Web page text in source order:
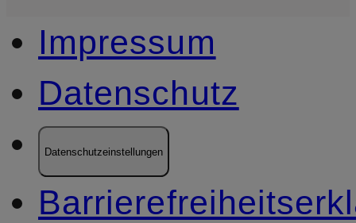
Impressum
Datenschutz
Datenschutzeinstellungen